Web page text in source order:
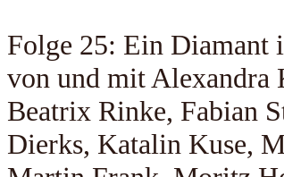
Folge 25: Ein Diamant
von und mit Alexandra
Beatrix Rinke, Fabian
Dierks, Katalin Kuse,